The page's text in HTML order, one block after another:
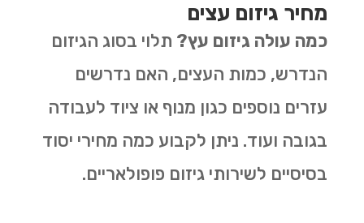
מחיר גיזום עצים
כמה עולה גיזום עץ? תלוי בסוג הגיזום
הנדרש, כמות העצים, האם נדרשים
עזרים נוספים כגון מנוף או ציוד לעבודה
בגובה ועוד. ניתן לקבוע כמה מחירי יסוד
בסיסיים לשירותי גיזום פופולאריים.